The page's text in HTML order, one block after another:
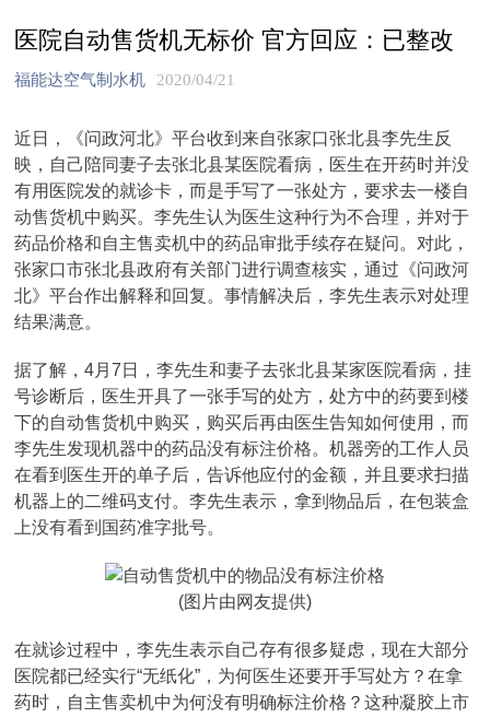
医院自动售货机无标价 官方回应：已整改
福能达空气制水机 2020/04/21
近日，《问政河北》平台收到来自张家口张北县李先生反
映，自己陪同妻子去张北县某医院看病，医生在开药时并没
有用医院发的就诊卡，而是手写了一张处方，要求去一楼自
动售货机中购买。李先生认为医生这种行为不合理，并对于
药品价格和自主售卖机中的药品审批手续存在疑问。对此，
张家口市张北县政府有关部门进行调查核实，通过《问政河
北》平台作出解释和回复。事情解决后，李先生表示对处理
结果满意。
据了解，4月7日，李先生和妻子去张北县某家医院看病，挂
号诊断后，医生开具了一张手写的处方，处方中的药要到楼
下的自动售货机中购买，购买后再由医生告知如何使用，而
李先生发现机器中的药品没有标注价格。机器旁的工作人员
在看到医生开的单子后，告诉他应付的金额，并且要求扫描
机器上的二维码支付。李先生表示，拿到物品后，在包装盒
上没有看到国药准字批号。
(图片由网友提供)
在就诊过程中，李先生表示自己存有很多疑虑，现在大部分
医院都已经实行“无纸化”，为何医生还要开手写处方？在拿
药时，自主售卖机中为何没有明确标注价格？这种凝胶上市